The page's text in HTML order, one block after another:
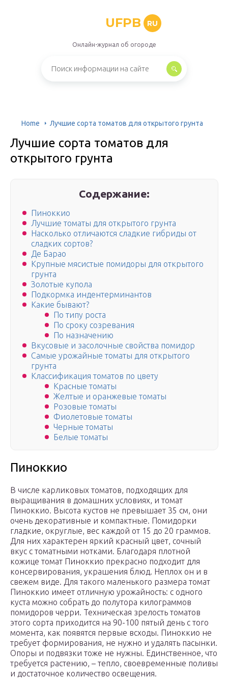
UFPB RU
Онлайн-журнал об огороде
Home Лучшие сорта томатов для открытого грунта
Лучшие сорта томатов для
открытого грунта
Содержание:
Пиноккио
Лучшие томаты для открытого грунта
Насколько отличаются сладкие гибриды от
сладких сортов?
Де Барао
Крупные мясистые помидоры для открытого
грунта
Золотые купола
Подкормка индентерминантов
Какие бывают?
По типу роста
По сроку созревания
По назначению
Вкусовые и засолочные свойства помидор
Самые урожайные томаты для открытого
грунта
Классификация томатов по цвету
Красные томаты
Желтые и оранжевые томаты
Розовые томаты
Фиолетовые томаты
Черные томаты
Белые томаты
Пиноккио
В числе карликовых томатов, подходящих для
выращивания в домашних условиях, и томат
Пиноккио. Высота кустов не превышает 35 см, они
очень декоративные и компактные. Помидорки
гладкие, округлые, вес каждой от 15 до 20 граммов.
Для них характерен яркий красный цвет, сочный
вкус с томатными нотками. Благодаря плотной
кожице томат Пиноккио прекрасно подходит для
консервирования, украшения блюд. Неплох он и в
свежем виде. Для такого маленького размера томат
Пиноккио имеет отличную урожайность: с одного
куста можно собрать до полутора килограммов
помидоров черри. Техническая зрелость томатов
этого сорта приходится на 90-100 пятый день с того
момента, как появятся первые всходы. Пиноккио не
требует формирования, не нужно и удалять пасынки.
Опоры и подвязки тоже не нужны. Единственное, что
требуется растению, – тепло, своевременные поливы
и достаточное количество освещения.